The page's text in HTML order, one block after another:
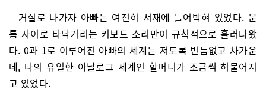
거실로 나가자 아빠는 여전히 서재에 틀어박혀 있었다. 문
틈 사이로 타닥거리는 키보드 소리만이 규칙적으로 흘러나왔
다. 0과 1로 이루어진 아빠의 세계는 저토록 빈틈없고 차가운
데, 나의 유일한 아날로그 세계인 할머니가 조금씩 허물어지
고 있었다.